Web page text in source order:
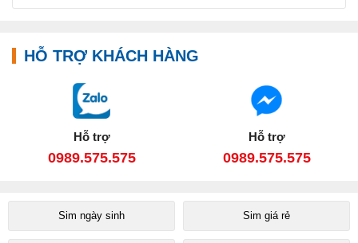
HỖ TRỢ KHÁCH HÀNG
Hỗ trợ
0989.575.575
Hỗ trợ
0989.575.575
Sim ngày sinh Sim giá rẻ